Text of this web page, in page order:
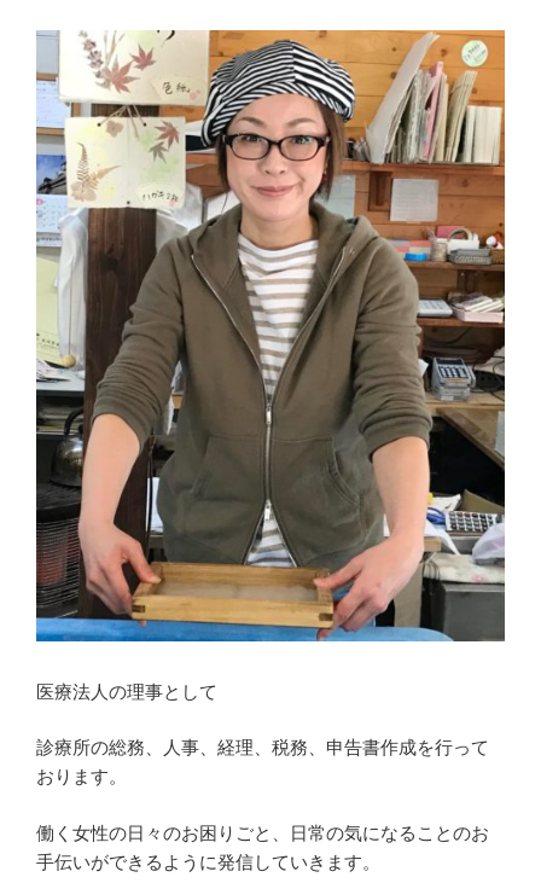
医療法人の理事として
診療所の総務、人事、経理、税務、申告書作成を行って
おります。
働く女性の日々のお困りごと、日常の気になることのお
手伝いができるように発信していきます。